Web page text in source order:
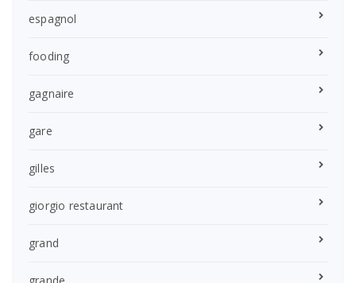
espagnol
fooding
gagnaire
gare
gilles
giorgio restaurant
grand